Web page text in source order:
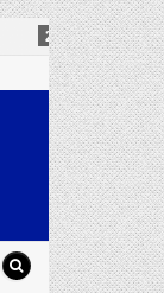
2026-08-07